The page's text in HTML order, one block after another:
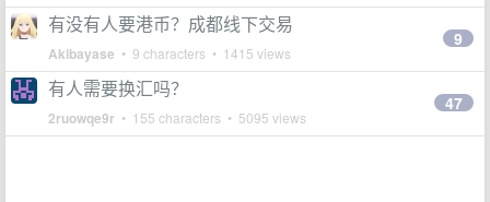
有没有人要港币？成都线下交易
Akibayase • 9 characters • 1415 views
9
有人需要换汇吗？
2ruowqe9r • 155 characters • 5095 views
47